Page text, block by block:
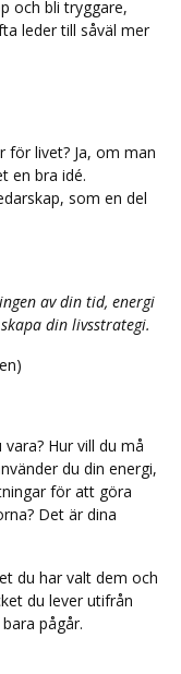
och bli tryggare,
leder till såväl mer
för livet? Ja, om man
en bra idé.
som en del
av din tid, energi
din livsstrategi.
Hur vill du må
du din energi,
för att göra
Det är dina
du har valt dem och
du lever utifrån
pågår.